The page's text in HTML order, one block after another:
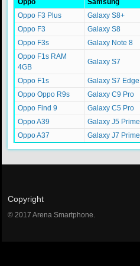
Oppo Samsung
Oppo F3 Plus
Galaxy S8+
Oppo F3
Galaxy S8
Oppo F3s
Galaxy Note 8
Oppo F1s RAM
4GB
Galaxy S7
Oppo F1s Galaxy S7 Edge
Oppo Oppo R9s
Galaxy C9 Pro
Oppo Find 9
Galaxy C5 Pro
Oppo A39
Galaxy J5 Prime
Oppo A37
Galaxy J7 Prime
Copyright
© 2017 Arena Smartphone.